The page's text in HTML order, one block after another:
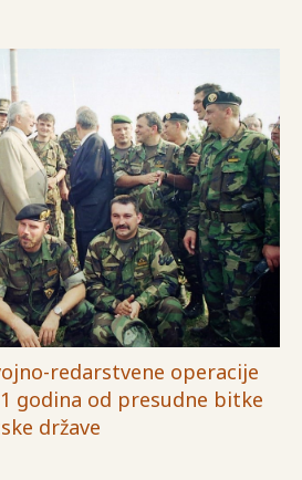
redarstvene operacije
godina od presudne bitke
države